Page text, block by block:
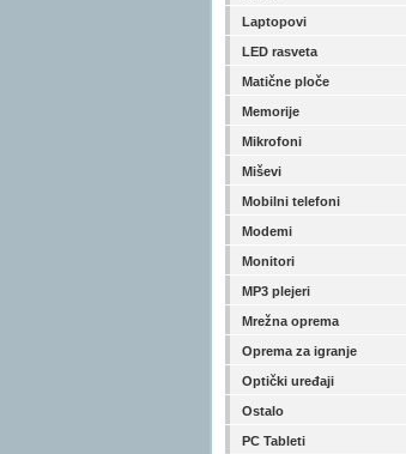
Laptopovi
LED rasveta
Matične ploče
Memorije
Mikrofoni
Miševi
Mobilni telefoni
Modemi
Monitori
MP3 plejeri
Mrežna oprema
Oprema za igranje
Optički uređaji
Ostalo
PC Tableti